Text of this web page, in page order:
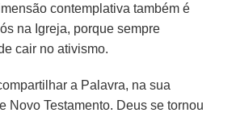
contemplativa também é
na Igreja, porque sempre
cair no ativismo.
a Palavra, na sua
Novo Testamento. Deus se tornou